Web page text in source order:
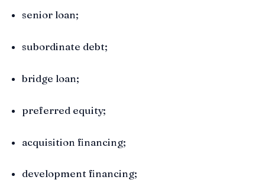
senior loan;
subordinate debt;
bridge loan;
preferred equity;
acquisition financing;
development financing;